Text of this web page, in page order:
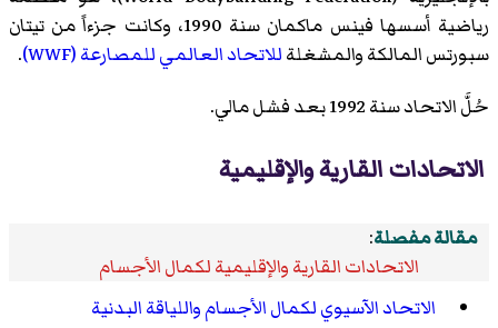
رياضية أسسها فينس ماكمان سنة 1990، وكانت جزءاً من تيتان
سبورتس المالكة والمشغلةللاتحاد العالمي للمصارعة (WWF)
.
حُلَّ الاتحاد سنة 1992 بعد فشل مالي.
الاتحادات القارية والإقليمية
مقالة مفصلة:
الاتحادات القارية والإقليمية لكمال الأجسام
الاتحاد الآسيوي لكمال الأجسام واللياقة البدنية